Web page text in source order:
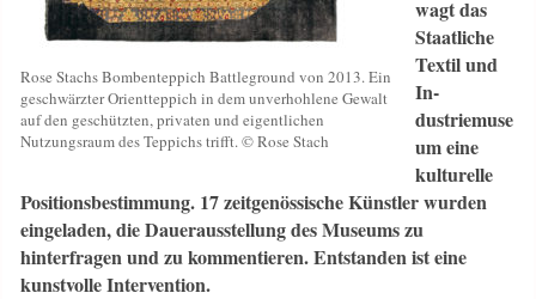
Rose Stachs Bombenteppich Battleground von 2013. Ein
geschwärzter Orientteppich in dem unverhohlene Gewalt
auf den geschützten, privaten und eigentlichen
Nutzungsraum des Teppichs trifft. © Rose Stach
wagt das
Staatliche
Textil­ und
In­
dustriemuse
um eine
kulturelle
Positionsbestimmung. 17 zeitge­nössische Künstler wurden
eingeladen, die Dauerausstellung des Museums zu
hinterfragen und zu kommentieren. Entstanden ist eine
kunstvolle Intervention.